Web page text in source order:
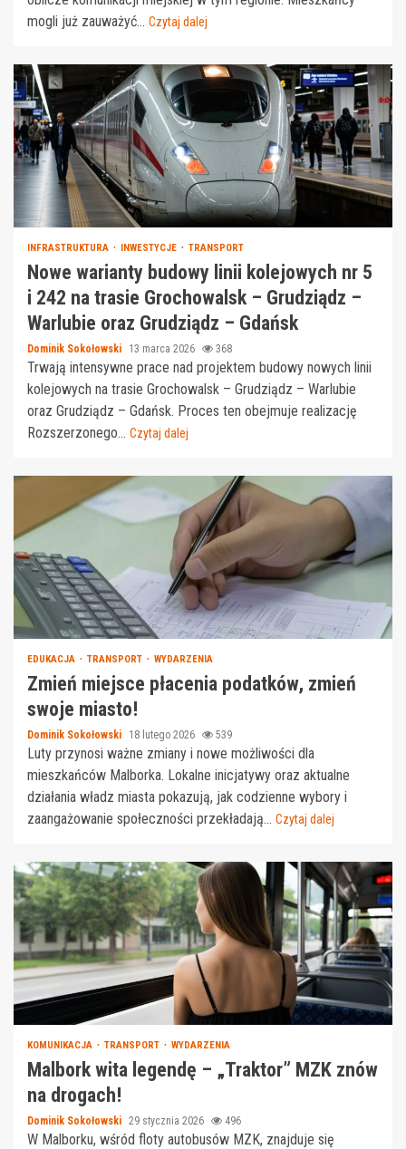
mogli już zauważyć... Czytaj dalej
INFRASTRUKTURA INWESTYCJE TRANSPORT
Nowe warianty budowy linii kolejowych nr 5
i 242 na trasie Grochowalsk – Grudziądz –
Warlubie oraz Grudziądz – Gdańsk
Dominik Sokołowski 13 marca 2026 368
Trwają intensywne prace nad projektem budowy nowych linii
kolejowych na trasie Grochowalsk – Grudziądz – Warlubie
oraz Grudziądz – Gdańsk. Proces ten obejmuje realizację
Rozszerzonego... Czytaj dalej
EDUKACJA TRANSPORT WYDARZENIA
Zmień miejsce płacenia podatków, zmień
swoje miasto!
Dominik Sokołowski 18 lutego 2026 539
Luty przynosi ważne zmiany i nowe możliwości dla
mieszkańców Malborka. Lokalne inicjatywy oraz aktualne
działania władz miasta pokazują, jak codzienne wybory i
zaangażowanie społeczności przekładają... Czytaj dalej
KOMUNIKACJA TRANSPORT WYDARZENIA
Malbork wita legendę – „Traktor” MZK znów
na drogach!
Dominik Sokołowski 29 stycznia 2026 496
W Malborku, wśród floty autobusów MZK, znajduje się